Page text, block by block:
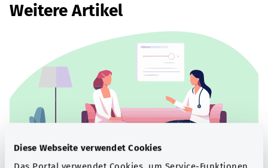
Diese Webseite verwendet Cookies
Weitere Artikel